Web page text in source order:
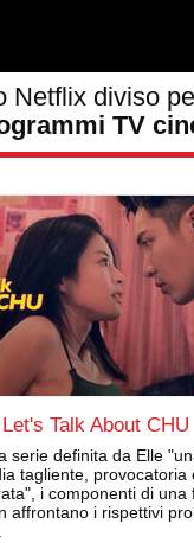
Netflix diviso
TV
Let's Talk About CHU
serie definita da Elle
tagliente, provocatoria
i componenti di una
affrontano i rispettivi